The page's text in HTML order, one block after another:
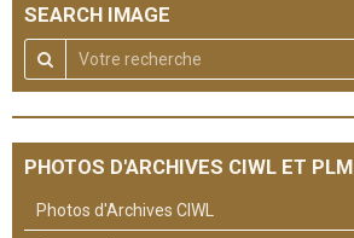
SEARCH IMAGE
PHOTOS D'ARCHIVES CIWL ET PLM
Photos d'Archives CIWL